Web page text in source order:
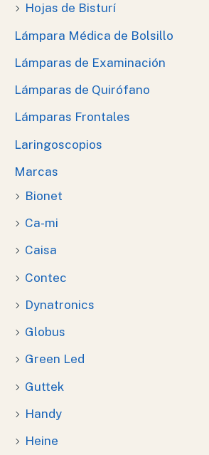
Hojas de Bisturí
Lámpara Médica de Bolsillo
Lámparas de Examinación
Lámparas de Quirófano
Lámparas Frontales
Laringoscopios
Marcas
Bionet
Ca-mi
Caisa
Contec
Dynatronics
Globus
Green Led
Guttek
Handy
Heine